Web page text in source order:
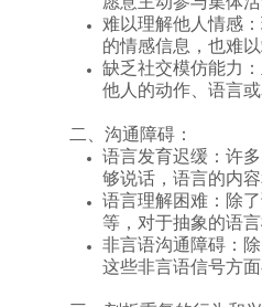
难以理解他人情感：
的情感信息，也难
缺乏社交模仿能力：
他人的动作、语言
二、沟通障碍：
语言发育迟缓： 许
够说话，语言的内
语言理解困难： 除
等，对于抽象的语
非言语沟通障碍：
这些非言语信号方